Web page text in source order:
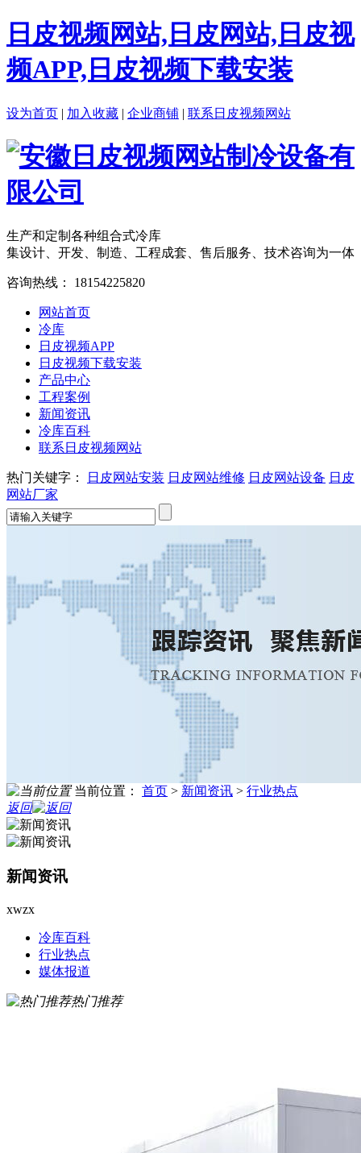
日皮视频网站,日皮网站,日皮视
频APP,日皮视频下载安装
设为首页 | 加入收藏 | 企业商铺 | 联系日皮视频网站
生产和定制各种组合式冷库
集设计、开发、制造、工程成套、售后服务、技术咨询为一体
咨询热线： 18154225820
网站首页
冷库
日皮视频APP
日皮视频下载安装
产品中心
工程案例
新闻资讯
冷库百科
联系日皮视频网站
热门关键字： 日皮网站安装 日皮网站维修 日皮网站设备 日皮
网站厂家
当前位置： 首页 > 新闻资讯 > 行业热点
返回
新闻资讯
xwzx
冷库百科
行业热点
媒体报道
热门推荐